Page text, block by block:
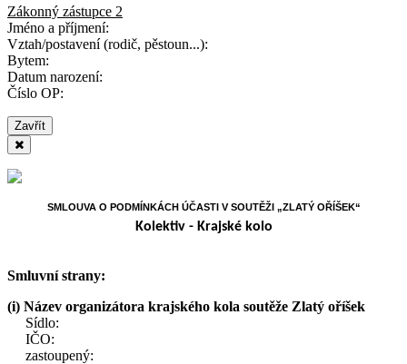
Zákonný zástupce 2
Jméno a příjmení:
Vztah/postavení (rodič, pěstoun...):
Bytem:
Datum narození:
Číslo OP:
Zavřít
SMLOUVA O PODMÍNKÁCH ÚČASTI V SOUTĚŽI „ZLATÝ OŘÍŠEK“
Kolektiv - Krajské kolo
Smluvní strany:
(i) Název organizátora krajského kola soutěže Zlatý oříšek
Sídlo:
IČO:
zastoupený: